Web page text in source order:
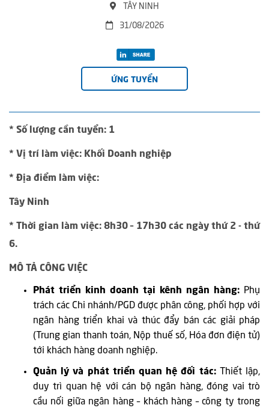
TÂY NINH
31/08/2026
ỨNG TUYỂN
* Số lượng cần tuyển: 1
* Vị trí làm việc: Khối Doanh nghiệp
* Địa điểm làm việc:
Tây Ninh
* Thời gian làm việc: 8h30 – 17h30 các ngày thứ 2 - thứ
6.
MÔ TẢ CÔNG VIỆC
Phát triển kinh doanh tại kênh ngân hàng: Phụ
trách các Chi nhánh/PGD được phân công, phối hợp với
ngân hàng triển khai và thúc đẩy bán các giải pháp
(Trung gian thanh toán, Nộp thuế số, Hóa đơn điện tử)
tới khách hàng doanh nghiệp.
Quản lý và phát triển quan hệ đối tác: Thiết lập,
duy trì quan hệ với cán bộ ngân hàng, đóng vai trò
cầu nối giữa ngân hàng – khách hàng – công ty trong